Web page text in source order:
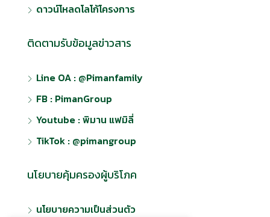
ดาวน์โหลดโลโก้โครงการ
ติดตามรับข้อมูลข่าวสาร
Line OA : @Pimanfamily
FB : PimanGroup
Youtube : พิมาน แฟมิลี่
TikTok : @pimangroup
นโยบายคุ้มครองผู้บริโภค
นโยบายความเป็นส่วนตัว